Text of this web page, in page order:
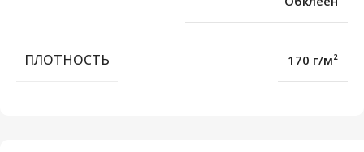
ПЛОТНОСТЬ 170 г/м²